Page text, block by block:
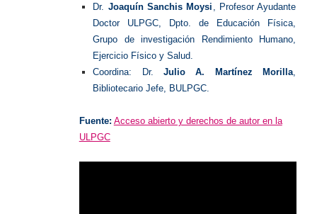
Dr. Joaquín Sanchis Moysi , Profesor Ayudante
Doctor ULPGC, Dpto. de Educación Física,
Grupo de investigación Rendimiento Humano,
Ejercicio Físico y Salud.
Coordina: Dr.Julio A. Martínez Morilla
Bibliotecario Jefe, BULPGC.
Fuente: Acceso abierto y derechos de autor en la
ULPGC